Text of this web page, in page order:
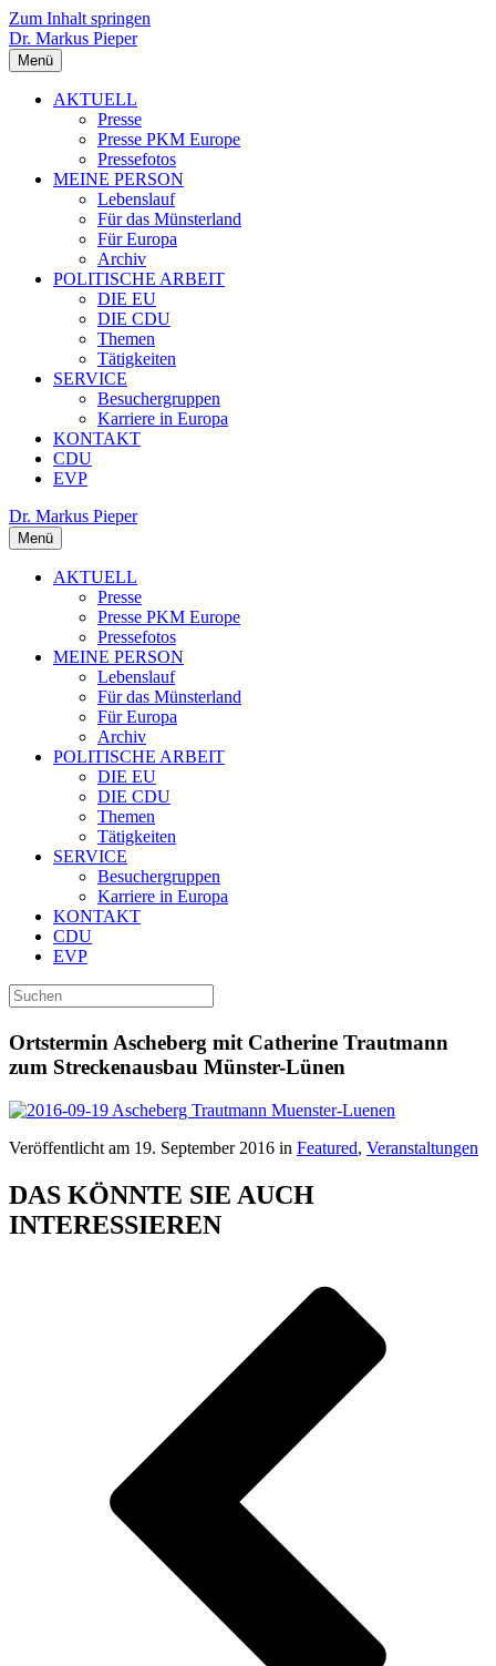
Zum Inhalt springen
Dr. Markus Pieper
Menü
AKTUELL
Presse
Presse PKM Europe
Pressefotos
MEINE PERSON
Lebenslauf
Für das Münsterland
Für Europa
Archiv
POLITISCHE ARBEIT
DIE EU
DIE CDU
Themen
Tätigkeiten
SERVICE
Besuchergruppen
Karriere in Europa
KONTAKT
CDU
EVP
Dr. Markus Pieper
Menü
AKTUELL
Presse
Presse PKM Europe
Pressefotos
MEINE PERSON
Lebenslauf
Für das Münsterland
Für Europa
Archiv
POLITISCHE ARBEIT
DIE EU
DIE CDU
Themen
Tätigkeiten
SERVICE
Besuchergruppen
Karriere in Europa
KONTAKT
CDU
EVP
Ortstermin Ascheberg mit Catherine Trautmann
zum Streckenausbau Münster-Lünen
Veröffentlicht am 19. September 2016 in Featured, Veranstaltungen
DAS KÖNNTE SIE AUCH
INTERESSIEREN